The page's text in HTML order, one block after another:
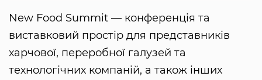
New Food Summit — конференція та
виставковий простір для представників
харчової, переробної галузей та
технологічних компаній, а також інших